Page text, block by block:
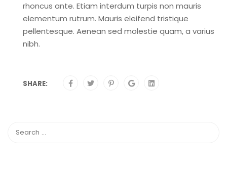
rhoncus ante. Etiam interdum turpis non mauris
elementum rutrum. Mauris eleifend tristique
pellentesque. Aenean sed molestie quam, a varius
nibh.
SHARE: